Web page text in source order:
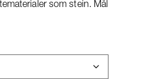
som stein. Mål